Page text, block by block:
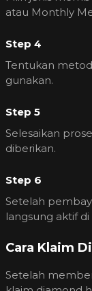
atau Monthly
Step 4
Tentukan
gunakan.
Step 5
Selesaikan
diberikan.
Step 6
Setelah
langsung aktif
Cara Klaim
Setelah